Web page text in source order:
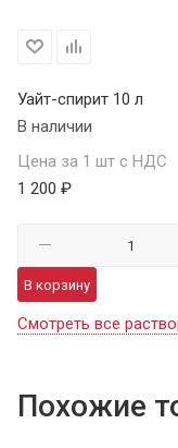
Уайт-спирит 10 л
В наличии
Цена за 1 шт с НДС
1 200 ₽
В корзину
Смотреть все
Похожие